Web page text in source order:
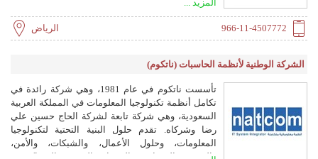
المزيد ...
966-11-4507772 الرياض
الشركة الوطنية لأنظمة الحاسبات (ناتكوم)
تأسست ناتكوم في عام 1981، وهي شركة رائدة في
تكامل أنظمة تكنولوجيا المعلومات في المملكة العربية
السعودية، وهي شركة تابعة لشركة الحاج حسين علي
رضا وشركاه. تقدم حلول البنية التحتية لتكنولوجيا
المعلومات، وحلول الأعمال، والشبكات، والأمن،
والحوسبة السحابية، والخدمات المهنية، بالشراكة مع